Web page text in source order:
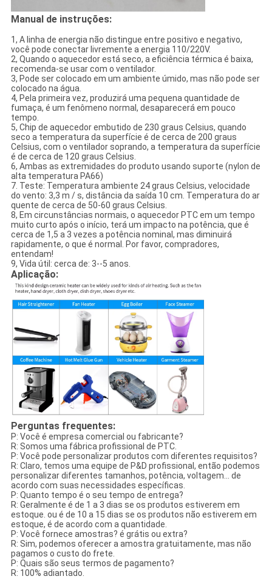
Manual de instruções:
1, A linha de energia não distingue entre positivo e negativo,
você pode conectar livremente a energia 110/220V.
2, Quando o aquecedor está seco, a eficiência térmica é baixa,
recomenda-se usar com o ventilador.
3, Pode ser colocado em um ambiente úmido, mas não pode ser
colocado na água.
4, Pela primeira vez, produzirá uma pequena quantidade de
fumaça, é um fenômeno normal, desaparecerá em pouco
tempo.
5, Chip de aquecedor embutido de 230 graus Celsius, quando
seco a temperatura da superfície é de cerca de 200 graus
Celsius, com o ventilador soprando, a temperatura da superfície
é de cerca de 120 graus Celsius.
6, Ambas as extremidades do produto usando suporte (nylon de
alta temperatura PA66)
7. Teste: Temperatura ambiente 24 graus Celsius, velocidade
do vento: 3,3 m / s, distância da saída 10 cm. Temperatura do ar
quente de cerca de 50-60 graus Celsius.
8, Em circunstâncias normais, o aquecedor PTC em um tempo
muito curto após o início, terá um impacto na potência, que é
cerca de 1,5 a 3 vezes a potência nominal, mas diminuirá
rapidamente, o que é normal. Por favor, compradores,
entendam!
9, Vida útil: cerca de: 3--5 anos.
Aplicação:
Perguntas frequentes:
P: Você é empresa comercial ou fabricante?
R: Somos uma fábrica profissional de PTC.
P: Você pode personalizar produtos com diferentes requisitos?
R: Claro, temos uma equipe de P&D profissional, então podemos
personalizar diferentes tamanhos, potência, voltagem... de
acordo com suas necessidades específicas.
P: Quanto tempo é o seu tempo de entrega?
R: Geralmente é de 1 a 3 dias se os produtos estiverem em
estoque. ou é de 10 a 15 dias se os produtos não estiverem em
estoque, é de acordo com a quantidade.
P: Você fornece amostras? é grátis ou extra?
R: Sim, podemos oferecer a amostra gratuitamente, mas não
pagamos o custo do frete.
P: Quais são seus termos de pagamento?
R: 100% adiantado.